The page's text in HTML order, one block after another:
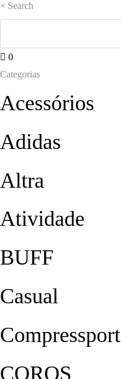
× Search
0
Categorias
Acessórios
Adidas
Altra
Atividade
BUFF
Casual
Compressport
COROS